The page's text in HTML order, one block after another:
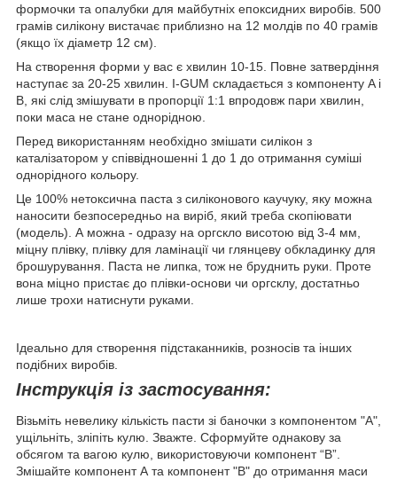
формочки та опалубки для майбутніх епоксидних виробів. 500
грамів силікону вистачає приблизно на 12 молдів по 40 грамів
(якщо їх діаметр 12 см).
На створення форми у вас є хвилин 10-15. Повне затвердіння
наступає за 20-25 хвилин. I-GUM складається з компоненту A і
B, які слід змішувати в пропорції 1:1 впродовж пари хвилин,
поки маса не стане однорідною.
Перед використанням необхідно змішати силікон з
каталізатором у співвідношенні 1 до 1 до отримання суміші
однорідного кольору.
Це 100% нетоксична паста з силіконового каучуку, яку можна
наносити безпосередньо на виріб, який треба скопіювати
(модель). А можна - одразу на оргскло висотою від 3-4 мм,
міцну плівку, плівку для ламінації чи глянцеву обкладинку для
брошурування. Паста не липка, тож не бруднить руки. Проте
вона міцно пристає до плівки-основи чи оргсклу, достатньо
лише трохи натиснути руками.
Ідеально для створення підстаканників, розносів та інших
подібних виробів.
Інструкція із застосування:
Візьміть невелику кількість пасти зі баночки з компонентом "А",
ущільніть, зліпіть кулю. Зважте. Сформуйте однакову за
обсягом та вагою кулю, використовуючи компонент “В”.
Змішайте компонент А та компонент "В" до отримання маси